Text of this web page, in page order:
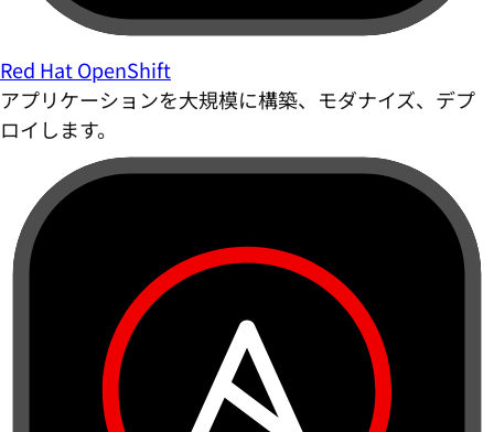
Red Hat OpenShift
アプリケーションを大規模に構築、モダナイズ、デプ
ロイします。